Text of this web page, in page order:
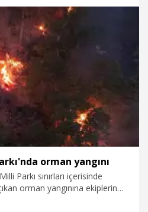
orman yangını
Parkı sınırları içerisinde
orman yangınına ekiplerin